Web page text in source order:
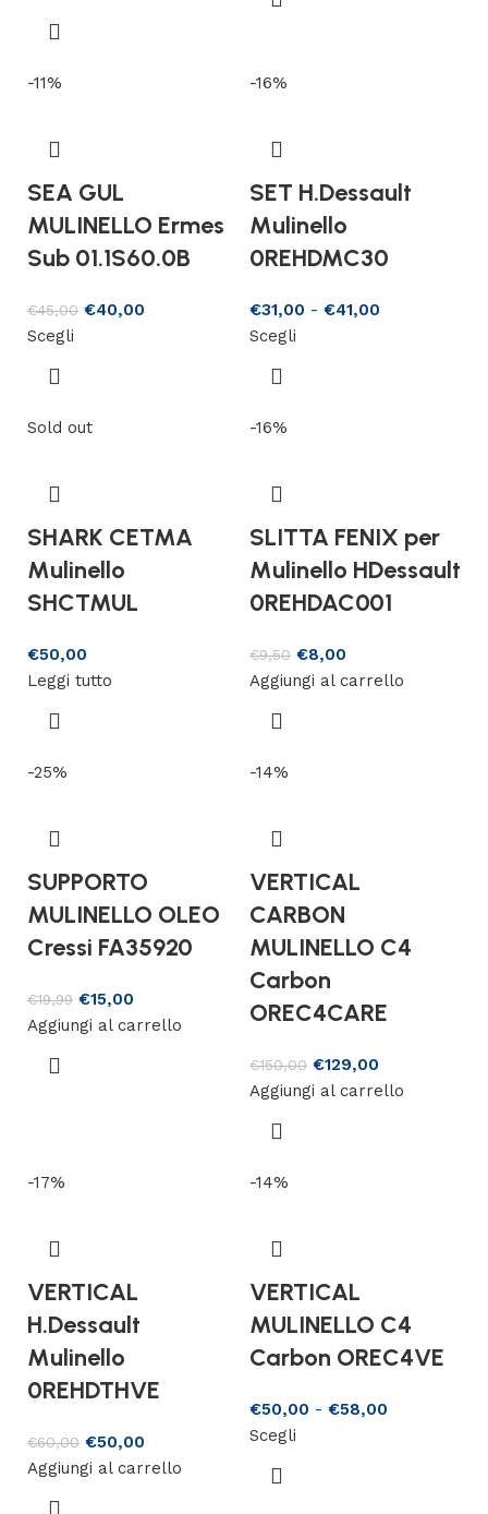
-11%
SEA GUL
MULINELLO Ermes
Sub 01.1S60.0B
€45,00 €40,00
Scegli
-16%
SET H.Dessault
Mulinello
0REHDMC30
€31,00 - €41,00
Scegli
Sold out
SHARK CETMA
Mulinello
SHCTMUL
€50,00
Leggi tutto
-16%
SLITTA FENIX per
Mulinello HDessault
0REHDAC001
€9,50 €8,00
Aggiungi al carrello
-25%
SUPPORTO
MULINELLO OLEO
Cressi FA35920
€19,99 €15,00
Aggiungi al carrello
-14%
VERTICAL
CARBON
MULINELLO C4
Carbon
OREC4CARE
€150,00 €129,00
Aggiungi al carrello
-17%
VERTICAL
H.Dessault
Mulinello
0REHDTHVE
€60,00 €50,00
Aggiungi al carrello
-14%
VERTICAL
MULINELLO C4
Carbon OREC4VE
€50,00 - €58,00
Scegli